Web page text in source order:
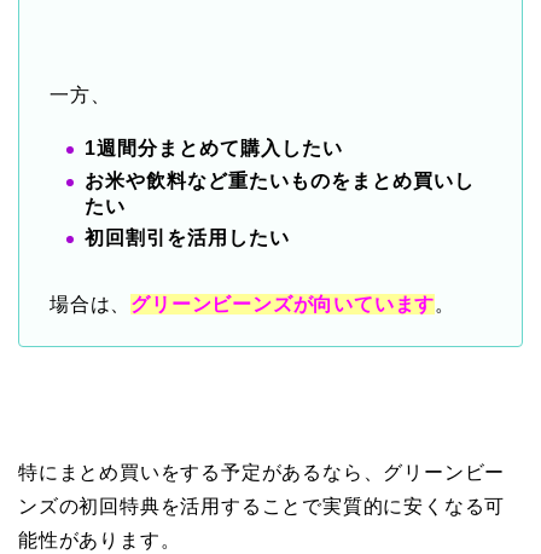
一方、
1週間分まとめて購入したい
お米や飲料など重たいものをまとめ買いし
たい
初回割引を活用したい
場合は、 グリーンビーンズが向いています。
特にまとめ買いをする予定があるなら、グリーンビー
ンズの初回特典を活用することで実質的に安くなる可
能性があります。